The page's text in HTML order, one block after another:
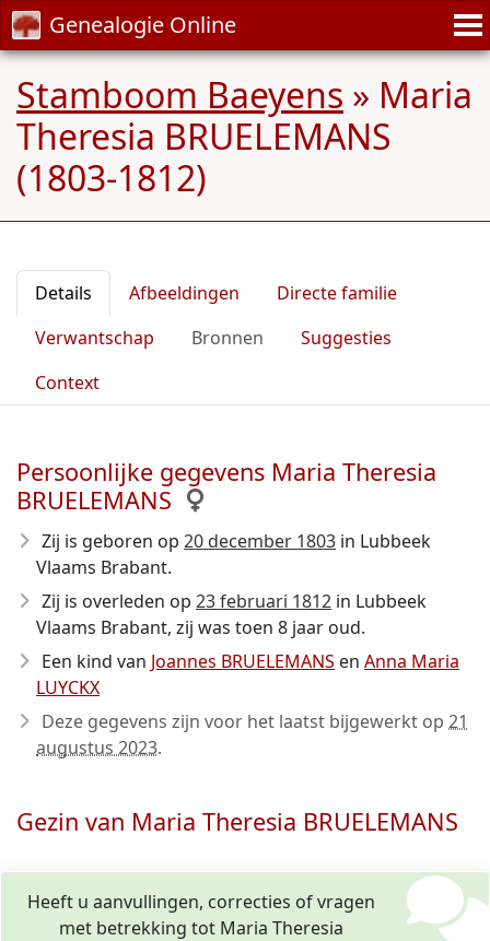
Genealogie Online
Stamboom Baeyens » Maria
Theresia BRUELEMANS
(1803-1812)
Details Afbeeldingen
Directe familie
Verwantschap
Bronnen
Suggesties
Context
Persoonlijke gegevens Maria Theresia
BRUELEMANS
Zij is geboren op 20 december 1803 in Lubbeek
Vlaams Brabant.
Zij is overleden op 23 februari 1812 in Lubbeek
Vlaams Brabant, zij was toen 8 jaar oud.
Een kind van Joannes BRUELEMANS en Anna Maria
LUYCKX
Deze gegevens zijn voor het laatst bijgewerkt op 21
augustus 2023.
Gezin van Maria Theresia BRUELEMANS
Heeft u aanvullingen, correcties of vragen
met betrekking tot Maria Theresia